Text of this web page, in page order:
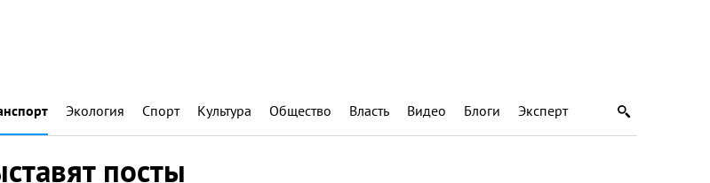
Экология Спорт Культура Общество Власть Видео Блоги Эксперт
посты